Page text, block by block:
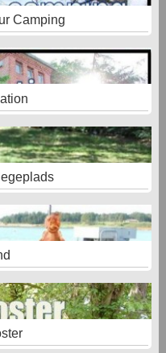
Camping